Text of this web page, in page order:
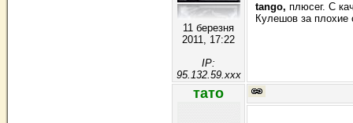
11 березня
2011, 17:22
IP:
95.132.59.xxx
tango, плюсег. С
Кулешов за плохие
тато